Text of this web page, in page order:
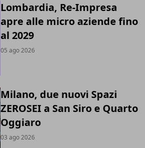
Lombardia, Re-Impresa
apre alle micro aziende fino
al 2029
05 ago 2026
Milano, due nuovi Spazi
ZEROSEI a San Siro e Quarto
Oggiaro
03 ago 2026